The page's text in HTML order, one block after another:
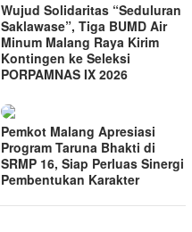
Wujud Solidaritas “Seduluran
Saklawase”, Tiga BUMD Air
Minum Malang Raya Kirim
Kontingen ke Seleksi
PORPAMNAS IX 2026
Pemkot Malang Apresiasi
Program Taruna Bhakti di
SRMP 16, Siap Perluas Sinergi
Pembentukan Karakter